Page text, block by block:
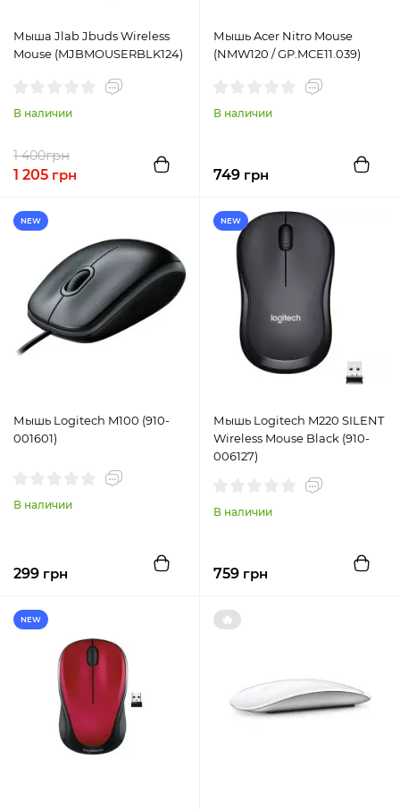
Мыша Jlab Jbuds Wireless
Mouse (MJBMOUSERBLK124)
В наличии
1 400грн
1 205 грн
Мышь Acer Nitro Mouse
(NMW120 / GP.MCE11.039)
В наличии
749 грн
NEW
Мышь Logitech M100 (910-
001601)
В наличии
299 грн
NEW
Мышь Logitech M220 SILENT
Wireless Mouse Black (910-
006127)
В наличии
759 грн
NEW 🔥